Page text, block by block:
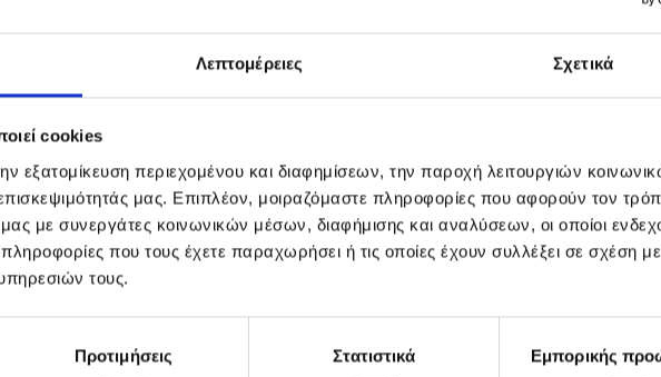
Λεπτομέρειες Σχετικά
cookies
εξατομίκευση περιεχομένου και διαφημίσεων, την παροχή λειτουργιών
μας. Επιπλέον, μοιραζόμαστε πληροφορίες που αφορούν τον
μας με συνεργάτες κοινωνικών μέσων, διαφήμισης και αναλύσεων, οι οποίοι
που τους έχετε παραχωρήσει ή τις οποίες έχουν συλλέξει σε σχέση
τους.
Προτιμήσεις Στατιστικά Εμπορικής